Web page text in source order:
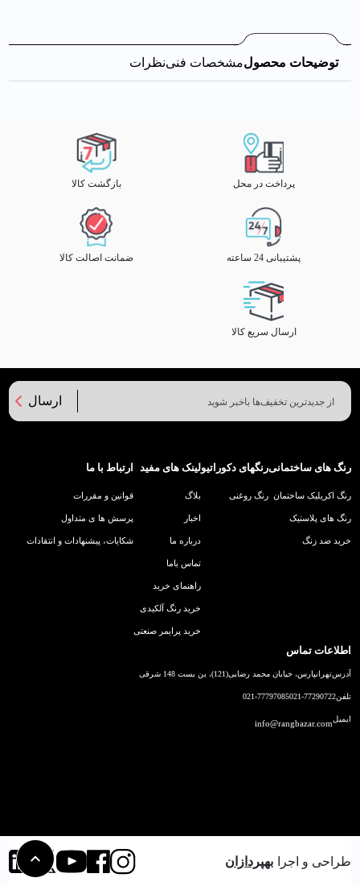
توضیحات محصولمشخصات فنینظرات
پرداخت در محل بازگشت کالا
پشتیبانی 24 ساعته ضمانت اصالت کالا
ارسال سریع کالا
ارسال
رنگ های ساختمانی
رنگ اکریلیک ساختمان
رنگ های پلاستیک
خرید ضد زنگ
رنگهای دکوراتیو
رنگ روغنی
لینک های مفید
بلاگ
اخبار
درباره ما
تماس باما
راهنمای خرید
خرید رنگ آلکیدی
خرید پرایمر صنعتی
ارتباط با ما
قوانین و مقررات
پرسش ها ی متداول
شکایات، پیشنهادات و انتقادات
اطلاعات تماس
آدرستهرانپارس، خیابان محمد رضایی(121)، بن بست 148 شرقی
تلفن021-77290722
021-77797085
ایمیلinfo@rangbazar.com
طراحی و اجرا بهپردازان